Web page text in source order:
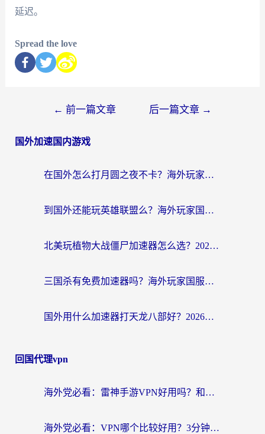
延迟。
Spread the love
← 前一篇文章 后一篇文章 →
国外加速国内游戏
在国外怎么打月圆之夜不卡？海外玩家国服游戏加速终极指南（附巴西英国游戏适配方案）
到国外还能玩英雄联盟么？海外玩家国服游戏畅玩终极指南
北美玩植物大战僵尸加速器怎么选？2026海外党必看的国服游戏加速指南
三国杀有免费加速器吗？海外玩家国服畅玩终极指南（附泰国南非专属解决方案）
国外用什么加速器打天龙八部好？2026海外玩家国服游戏加速全攻略
回国代理vpn
海外党必看：雷神手游VPN好用吗？和天速回国VPN对比哪个回国效果更好？附实用加速器选择指南
海外党必看：VPN哪个比较好用？3分钟找到适合你的回国加速方案